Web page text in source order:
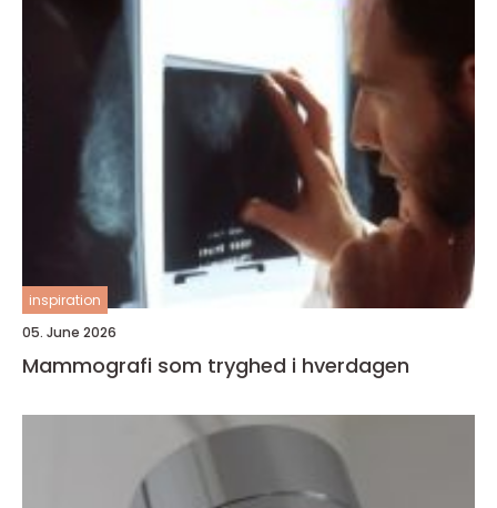
inspiration
05. June 2026
Mammografi som tryghed i hverdagen